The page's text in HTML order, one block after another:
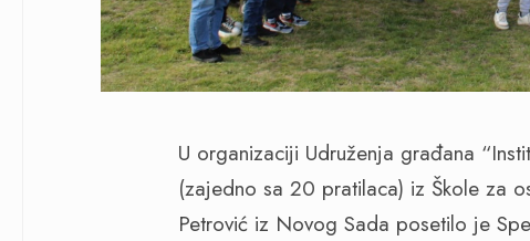
U organizaciji Udruženja građana
(zajedno sa 20 pratilaca) iz Škole za
Petrović iz Novog Sada posetilo je